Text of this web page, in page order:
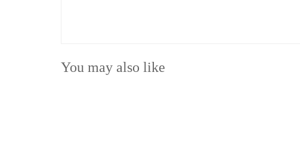
You may also like